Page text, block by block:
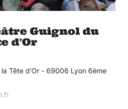
Guignol du
d'Or
Tête d'Or - 69006 Lyon 6ème